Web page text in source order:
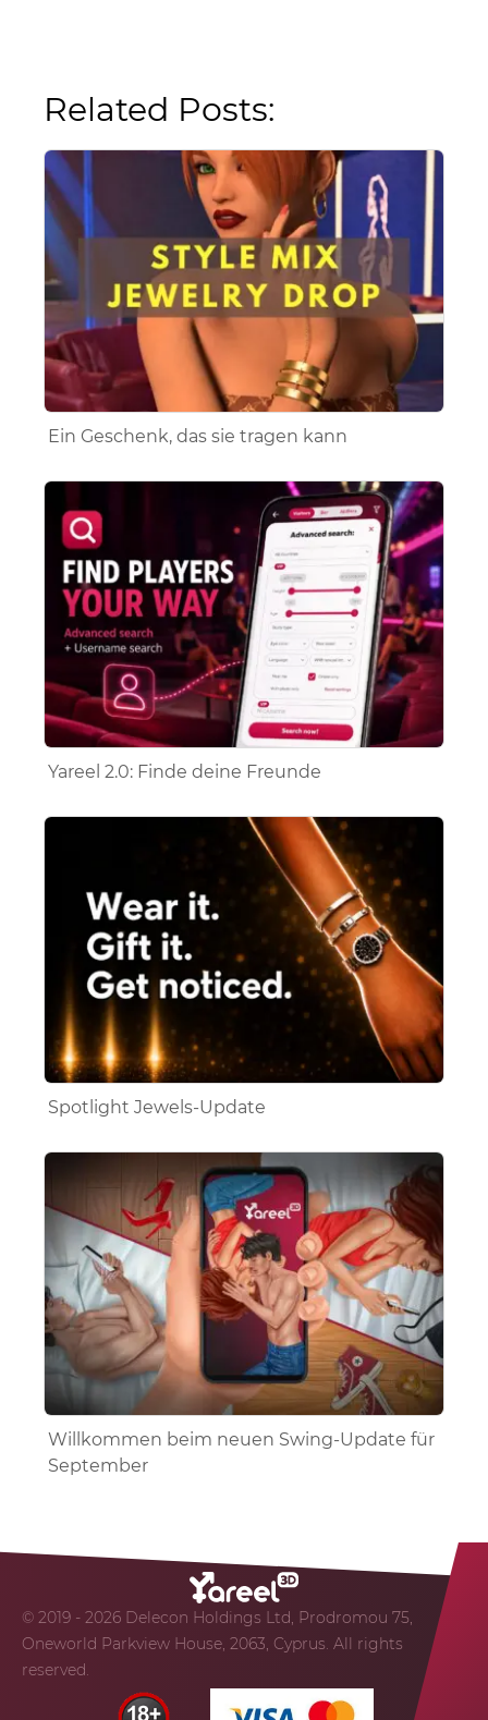
Related Posts:
Ein Geschenk, das sie tragen kann
Yareel 2.0: Finde deine Freunde
Spotlight Jewels-Update
Willkommen beim neuen Swing-Update für
September
© 2019 - 2026 Delecon Holdings Ltd, Prodromou 75,
Oneworld Parkview House, 2063, Cyprus. All rights
reserved.